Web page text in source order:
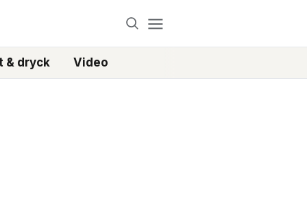
& dryck Video